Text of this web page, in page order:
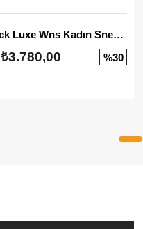
Mayze Stack Luxe Wns Kadın Sneaker
₺3.780,00 %30